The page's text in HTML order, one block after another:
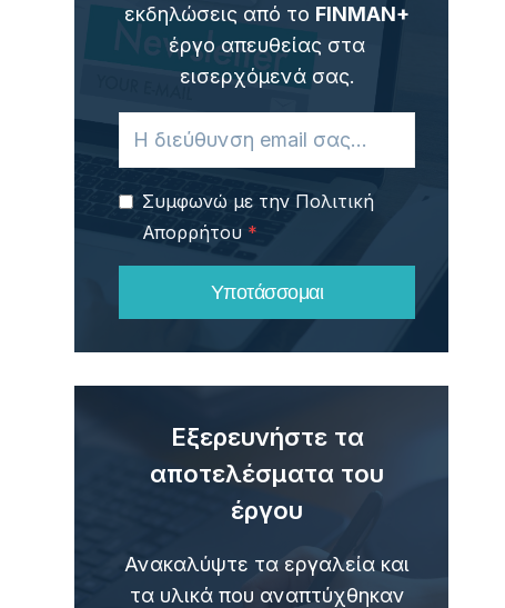
εκδηλώσεις από το FINMAN+
έργο απευθείας στα
εισερχόμενά σας.
Συμφωνώ με την Πολιτική
Απορρήτου *
Υποτάσσομαι
Εξερευνήστε τα
αποτελέσματα του
έργου
Ανακαλύψτε τα εργαλεία και
τα υλικά που αναπτύχθηκαν